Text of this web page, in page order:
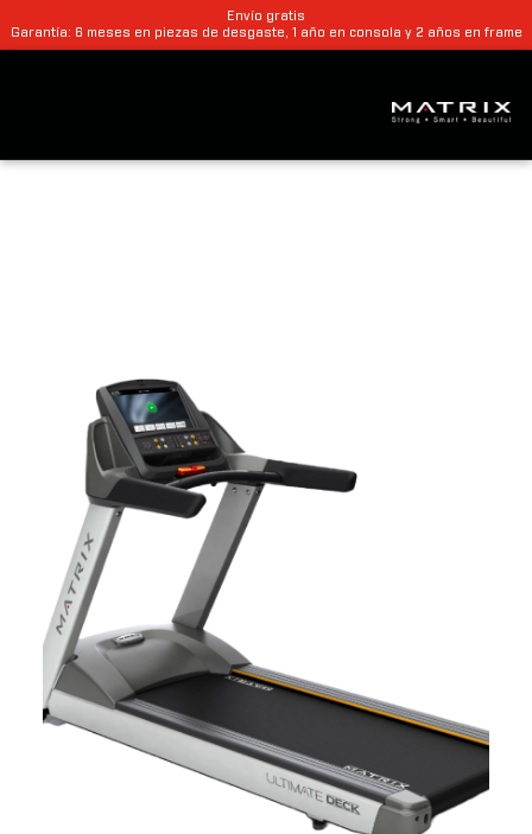
Envío gratis
Garantía: 6 meses en piezas de desgaste, 1 año en consola y 2 años en frame